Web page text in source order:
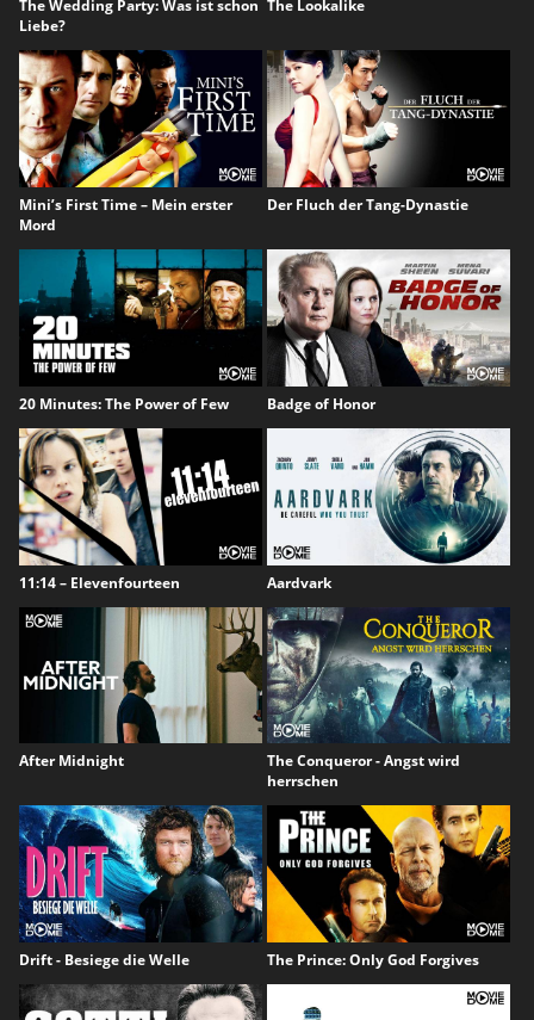
The Wedding Party: Was ist schon
Liebe?
The Lookalike
Mini’s First Time – Mein erster
Mord
Der Fluch der Tang-Dynastie
20 Minutes: The Power of Few Badge of Honor
11:14 – Elevenfourteen Aardvark
After Midnight
The Conqueror - Angst wird
herrschen
Drift - Besiege die Welle The Prince: Only God Forgives